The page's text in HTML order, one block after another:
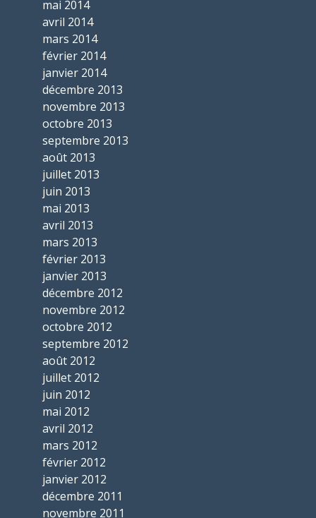
mai 2014
avril 2014
mars 2014
février 2014
janvier 2014
décembre 2013
novembre 2013
octobre 2013
septembre 2013
août 2013
juillet 2013
juin 2013
mai 2013
avril 2013
mars 2013
février 2013
janvier 2013
décembre 2012
novembre 2012
octobre 2012
septembre 2012
août 2012
juillet 2012
juin 2012
mai 2012
avril 2012
mars 2012
février 2012
janvier 2012
décembre 2011
novembre 2011